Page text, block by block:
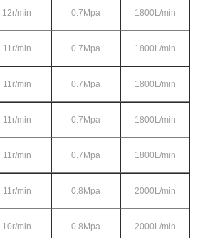
12r/min 0.7Mpa 1800L/min
11r/min 0.7Mpa 1800L/min
11r/min 0.7Mpa 1800L/min
11r/min 0.7Mpa 1800L/min
11r/min 0.7Mpa 1800L/min
11r/min 0.8Mpa 2000L/min
10r/min 0.8Mpa 2000L/min